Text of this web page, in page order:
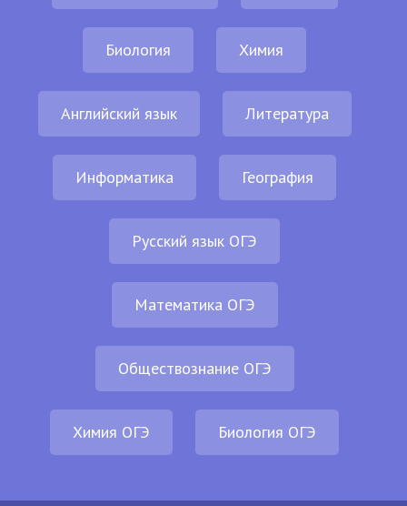
Биология Химия
Английский язык Литература
Информатика География
Русский язык ОГЭ
Математика ОГЭ
Обществознание ОГЭ
Химия ОГЭ Биология ОГЭ